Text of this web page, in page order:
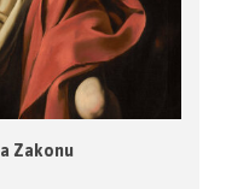
Zakonu